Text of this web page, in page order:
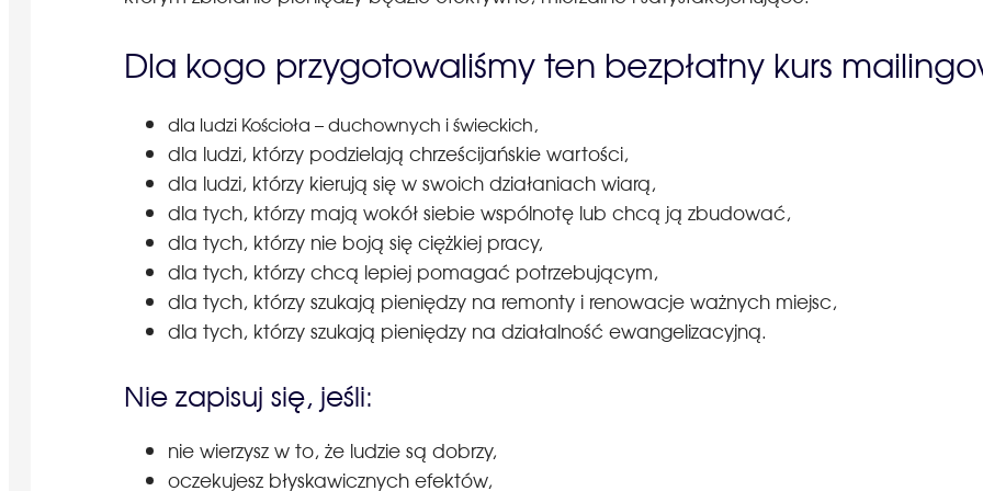
Dla kogo przygotowaliśmy ten bezpłatny kurs
dla ludzi Kościoła – duchownych i świeckich,
dla ludzi, którzy podzielają chrześcijańskie wartości,
dla ludzi, którzy kierują się w swoich działaniach wiarą,
dla tych, którzy mają wokół siebie wspólnotę lub chcą ją zbudować,
dla tych, którzy nie boją się ciężkiej pracy,
dla tych, którzy chcą lepiej pomagać potrzebującym,
dla tych, którzy szukają pieniędzy na remonty i renowacje ważnych miejsc,
dla tych, którzy szukają pieniędzy na działalność ewangelizacyjną.
Nie zapisuj się, jeśli:
nie wierzysz w to, że ludzie są dobrzy,
oczekujesz błyskawicznych efektów,